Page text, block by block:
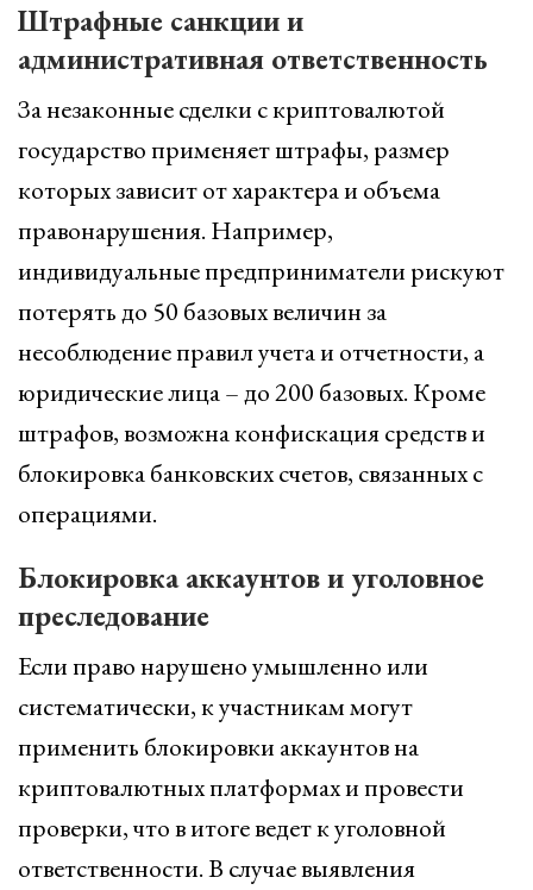
Штрафные санкции и
административная ответственность
За незаконные сделки с криптовалютой
государство применяет штрафы, размер
которых зависит от характера и объема
правонарушения. Например,
индивидуальные предприниматели рискуют
потерять до 50 базовых величин за
несоблюдение правил учета и отчетности, а
юридические лица – до 200 базовых. Кроме
штрафов, возможна конфискация средств и
блокировка банковских счетов, связанных с
операциями.
Блокировка аккаунтов и уголовное
преследование
Если право нарушено умышленно или
систематически, к участникам могут
применить блокировки аккаунтов на
криптовалютных платформах и провести
проверки, что в итоге ведет к уголовной
ответственности. В случае выявления